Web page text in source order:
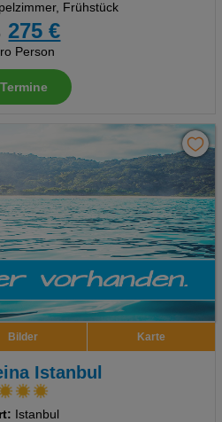
Frühstück
275 €
Person
Termine
Bilder Karte
Istanbul
Istanbul